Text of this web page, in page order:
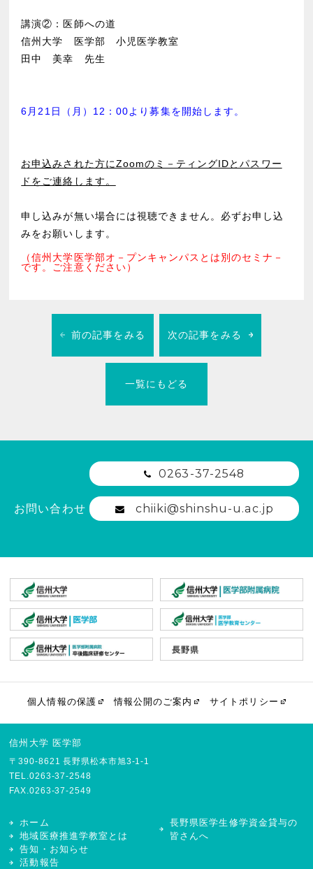
講演②：医師への道
信州大学 医学部 小児医学教室
田中 美幸 先生
6月2 1日（月）12：00より募集を開始します。
お申込みされた方にZoomのミ－ティングIDとパスワー
ドをご連絡します。
申し込みが無い場合には視聴できません。必ずお申し込
みをお願いします。
（信州大学医学部オ－プンキャンパスとは別のセミナ－
です。ご注意ください）
前の記事をみる
一覧にもどる
次の記事をみる
お問い合わせ
0263-37-2548
chiiki@shinshu-u.ac.jp
個人情報の保護 情報公開のご案内 サイトポリシー
信州大学 医学部
〒390-8621 長野県松本市旭3-1-1
TEL.0263-37-2548
FAX.0263-37-2549
ホーム
地域医療推進学教室とは
告知・お知らせ
活動報告
長野県医学生修学資金貸与の
皆さんへ